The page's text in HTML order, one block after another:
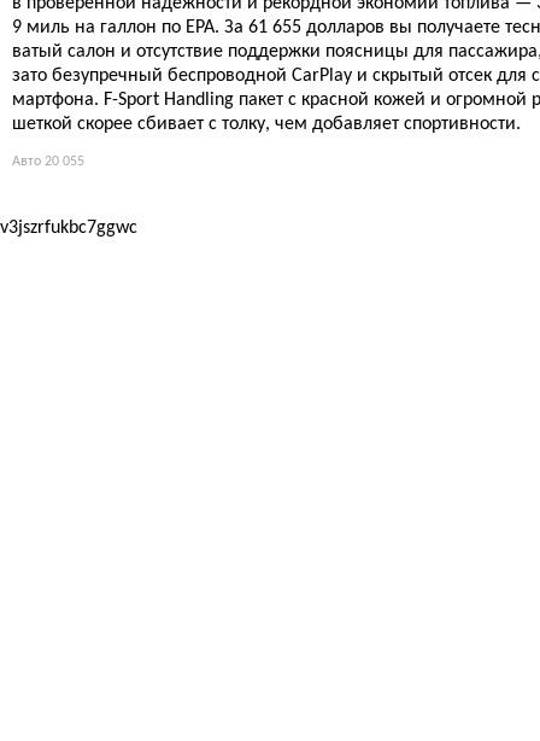
в проверенной надежности и рекордной экономии топлива —
9 миль на галлон по EPA. За 61 655 долларов вы получаете
ватый салон и отсутствие поддержки поясницы для
зато безупречный беспроводной CarPlay и скрытый отсек для с
мартфона. F-Sport Handling пакет с красной кожей и огромной
шеткой скорее сбивает с толку, чем добавляет спортивности.
Авто 20 055
v3jszrfukbc7ggwc